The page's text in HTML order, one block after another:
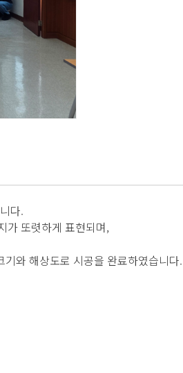
다.
가 또렷하게 표현되며,
와 해상도로 시공을 완료하였습니다.